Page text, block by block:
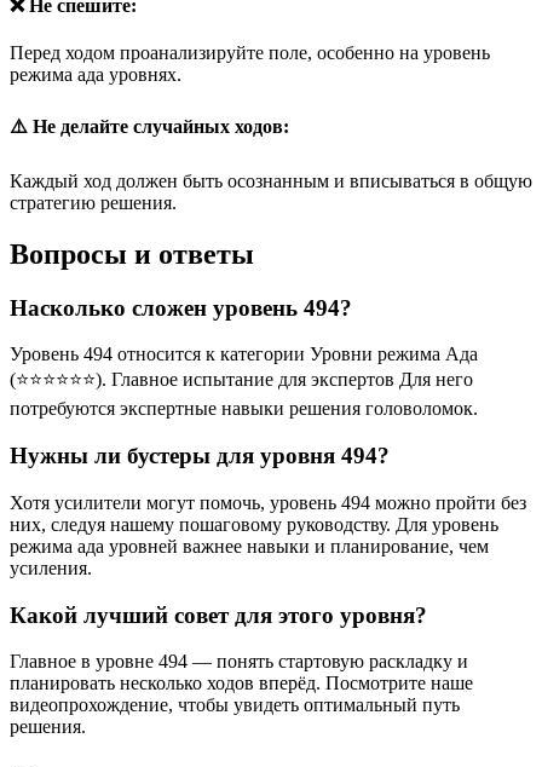
❌ Не спешите:
Перед ходом проанализируйте поле, особенно на уровень
режима ада уровнях.
⚠️ Не делайте случайных ходов:
Каждый ход должен быть осознанным и вписываться в общую
стратегию решения.
Вопросы и ответы
Насколько сложен уровень 494?
Уровень 494 относится к категории Уровни режима Ада
(⭐⭐⭐⭐⭐⭐). Главное испытание для экспертов Для него
потребуются экспертные навыки решения головоломок.
Нужны ли бустеры для уровня 494?
Хотя усилители могут помочь, уровень 494 можно пройти без
них, следуя нашему пошаговому руководству. Для уровень
режима ада уровней важнее навыки и планирование, чем
усиления.
Какой лучший совет для этого уровня?
Главное в уровне 494 — понять стартовую раскладку и
планировать несколько ходов вперёд. Посмотрите наше
видеопрохождение, чтобы увидеть оптимальный путь
решения.